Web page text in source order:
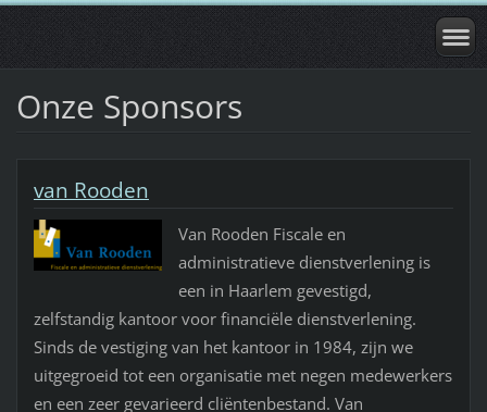
Onze Sponsors
van Rooden
Van Rooden Fiscale en
administratieve dienstverlening is
een in Haarlem gevestigd,
zelfstandig kantoor voor financiële dienstverlening.
Sinds de vestiging van het kantoor in 1984, zijn we
uitgegroeid tot een organisatie met negen medewerkers
en een zeer gevarieerd cliëntenbestand. Van